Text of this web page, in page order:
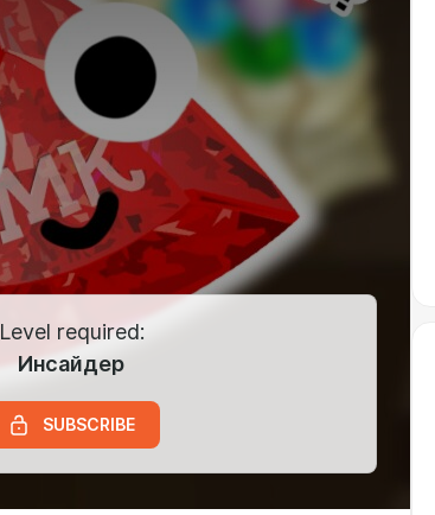
Level required:
Инсайдер
SUBSCRIBE